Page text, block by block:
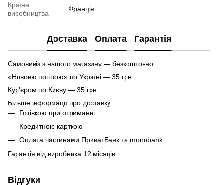
Країна
виробництва
Франція
Доставка Оплата Гарантія
Самовивіз з нашого магазину — безкоштовно.
«Нововю поштою» по Україні — 35 грн.
Кур'єром по Києву — 35 грн.
Більше інформації про доставку
Готівкою при отриманні
Кредитною карткою
Оплата частинами ПриватБанк та monobank
Гарантія від виробника 12 місяців.
Відгуки